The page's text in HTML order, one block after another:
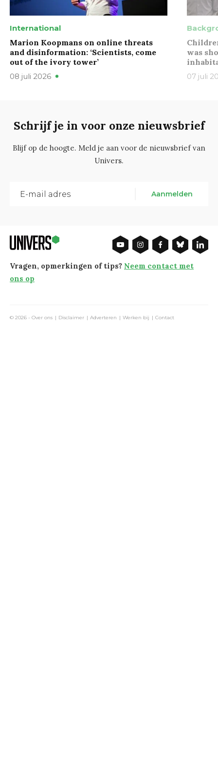
International
Marion Koopmans on online threats
and disinformation: ‘Scientists, come
out of the ivory tower’
08 juli 2026
was
07 juli
Schrijf je in voor onze nieuwsbrief
Blijf op de hoogte. Meld je aan voor de nieuwsbrief van
Univers.
Aanmelden
Vragen, opmerkingen of tips? Neem contact met
ons op
© 2026 - Over ons Disclaimer Adverteren Werken bij Contact